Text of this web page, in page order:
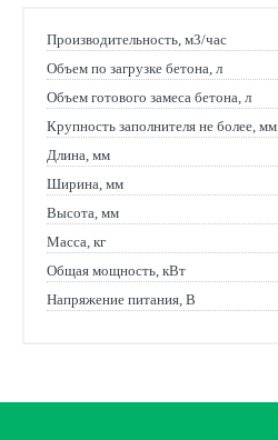
Производительность, м3/час
Объем по загрузке бетона, л
Объем готового замеса бетона, л
Крупность заполнителя не более, мм
Длина, мм
Ширина, мм
Высота, мм
Масса, кг
Общая мощность, кВт
Напряжение питания, В